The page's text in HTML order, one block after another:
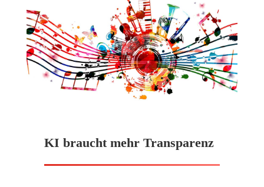
KI braucht mehr Transparenz